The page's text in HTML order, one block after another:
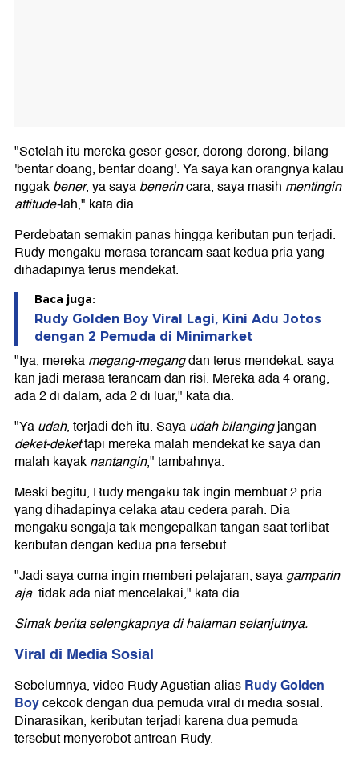
"Setelah itu mereka geser-geser, dorong-dorong, bilang
'bentar doang, bentar doang'. Ya saya kan orangnya kalau
nggakbener, ya sayabenerincara, saya masih mentingin
attitude-lah," kata dia.
Perdebatan semakin panas hingga keributan pun terjadi.
Rudy mengaku merasa terancam saat kedua pria yang
dihadapinya terus mendekat.
Baca juga:
Rudy Golden Boy Viral Lagi, Kini Adu Jotos
dengan 2 Pemuda di Minimarket
"Iya, merekamegang-megangdan terus mendekat. saya
kan jadi merasa terancam dan risi. Mereka ada 4 orang,
ada 2 di dalam, ada 2 di luar," kata dia.
"Yaudah, terjadi deh itu. Sayaudah bilangingjangan
deket-dekettapi mereka malah mendekat ke saya dan
malah kayaknantangin," tambahnya.
Meski begitu, Rudy mengaku tak ingin membuat 2 pria
yang dihadapinya celaka atau cedera parah. Dia
mengaku sengaja tak mengepalkan tangan saat terlibat
keributan dengan kedua pria tersebut.
"Jadi saya cuma ingin memberi pelajaran, sayagamparin
aja. tidak ada niat mencelakai," kata dia.
Simak berita selengkapnya di halaman selanjutnya.
Viral di Media Sosial
Sebelumnya, video Rudy Agustian aliasRudy Golden
Boycekcok dengan dua pemuda viral di media sosial.
Dinarasikan, keributan terjadi karena dua pemuda
tersebut menyerobot antrean Rudy.